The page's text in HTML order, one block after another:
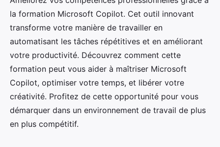
la formation microsoft copilot
Yasmine•14 novembre 2024•10 min de lecture
la formation Microsoft Copilot. Cet outil innovant
transforme votre manière de travailler en
automatisant les tâches répétitives et en améliorant
votre productivité. Découvrez comment cette
formation peut vous aider à maîtriser Microsoft
Copilot, optimiser votre temps, et libérer votre
créativité. Profitez de cette opportunité pour vous
démarquer dans un environnement de travail de plus
en plus compétitif.